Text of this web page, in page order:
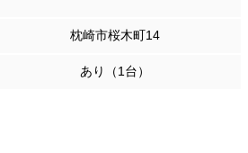
枕崎市桜木町14
あり（1台）